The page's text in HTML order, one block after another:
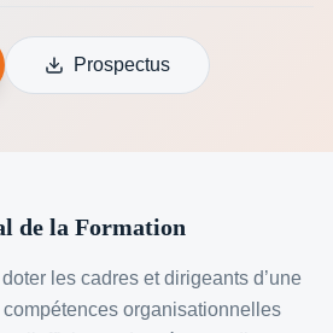
Prospectus
de la Formation
les cadres et dirigeants d’une
organisationnelles